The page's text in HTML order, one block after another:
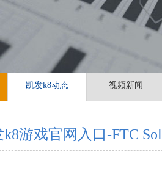
凯发k8动态 视频新闻
k8游戏官网入口-FTC